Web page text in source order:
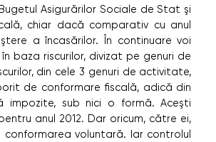
Asigurărilor Sociale de Stat şi
chiar dacă comparativ cu anul
a încasărilor. În continuare voi
baza riscurilor, divizat pe genuri de
din cele 3 genuri de activitate,
de conformare ﬁscală, adică din
sub nici o formă. Aceşti
anul 2012. Dar oricum, către ei,
voluntară. Iar controlul